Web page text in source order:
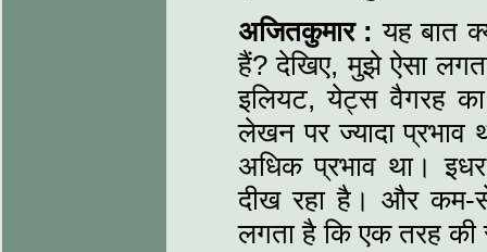
अजितकुमार : यह बात
हैं? देखिए, मुझे ऐसा
इलियट, येट्स वैगरह
लेखन पर ज्यादा प्रभाव
अधिक प्रभाव था।
दीख रहा है। और
लगता है कि एक तरह की